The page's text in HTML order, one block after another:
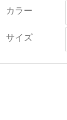
カラー
サイズ